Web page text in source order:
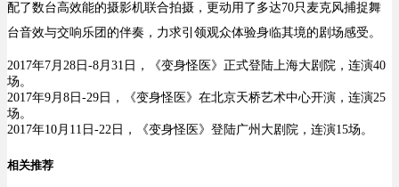
配了数台高效能的摄影机联合拍摄，更动用了多达70只麦克风捕捉舞
台音效与交响乐团的伴奏，力求引领观众体验身临其境的剧场感受。
2017年7月28日-8月31日，《变身怪医》正式登陆上海大剧院 ，连演40
场。
2017年9月8日-29日，《变身怪医》在北京天桥艺术中心开演，连演25
场。
2017年10月11日-22日，《变身怪医》登陆广州大剧院 ，连演15场。
相关推荐